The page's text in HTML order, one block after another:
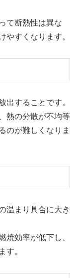
て断熱性は異な
やすくなります。
出することです。
熱の分散が不均等
のが難しくなりま
温まり具合に大き
焼効率が低下し、
す。